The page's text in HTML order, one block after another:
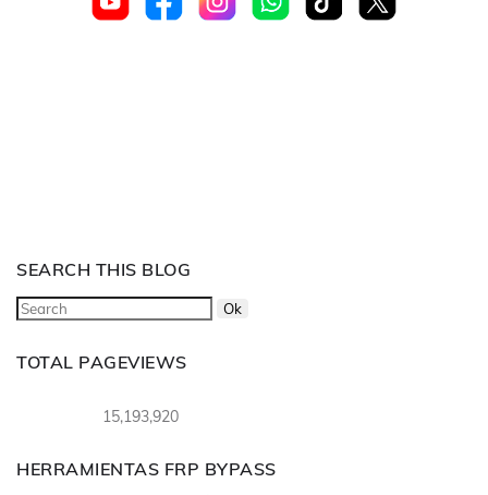
SEARCH THIS BLOG
TOTAL PAGEVIEWS
15,193,920
HERRAMIENTAS FRP BYPASS